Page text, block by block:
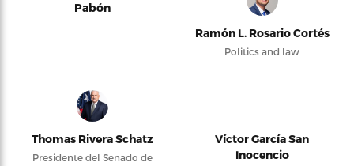
Pabón
Ramón L. Rosario Cortés
Politics and law
Thomas Rivera Schatz
Presidente del Senado de
Víctor García San
Inocencio